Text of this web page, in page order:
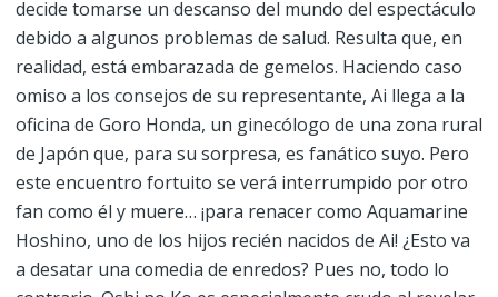
decide tomarse un descanso del mundo del espectáculo
debido a algunos problemas de salud. Resulta que, en
realidad, está embarazada de gemelos. Haciendo caso
omiso a los consejos de su representante, Ai llega a la
oficina de Goro Honda, un ginecólogo de una zona rural
de Japón que, para su sorpresa, es fanático suyo. Pero
este encuentro fortuito se verá interrumpido por otro
fan como él y muere… ¡para renacer como Aquamarine
Hoshino, uno de los hijos recién nacidos de Ai! ¿Esto va
a desatar una comedia de enredos? Pues no, todo lo